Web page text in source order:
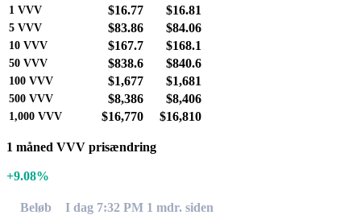
1 VVV $16.77 $16.81
5 VVV $83.86 $84.06
10 VVV $167.7 $168.1
50 VVV $838.6 $840.6
100 VVV $1,677 $1,681
500 VVV $8,386 $8,406
1,000 VVV $16,770 $16,810
1 måned VVV prisændring
+9.08%
Beløb I dag 7:32 PM 1 mdr. siden